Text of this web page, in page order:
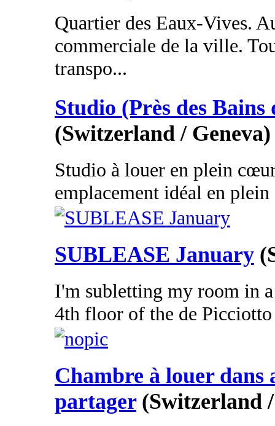
Quartier des Eaux-Vives.
commerciale de la ville.
transpo...
Studio (Près des Bains
(Switzerland / Geneva)
Studio à louer en plein
emplacement idéal en
SUBLEASE January
I'm subletting my room in
4th floor of the de Picciotto
Chambre à louer dans
partager (Switzerland